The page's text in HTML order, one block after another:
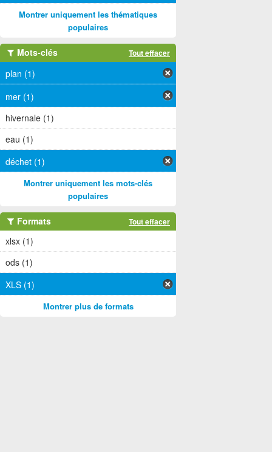
Montrer uniquement les thématiques
populaires
Mots-clés Tout effacer
plan (1)
mer (1)
hivernale (1)
eau (1)
déchet (1)
Montrer uniquement les mots-clés
populaires
Formats Tout effacer
xlsx (1)
ods (1)
XLS (1)
Montrer plus de formats